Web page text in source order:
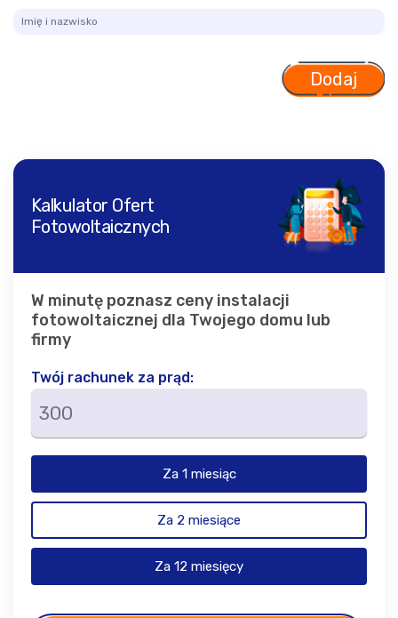
Kalkulator Ofert
Fotowoltaicznych
W minutę poznasz ceny instalacji
fotowoltaicznej dla Twojego domu lub
firmy
Twój rachunek za prąd:
Za 1 miesiąc
Za 2 miesiące
Za 12 miesięcy